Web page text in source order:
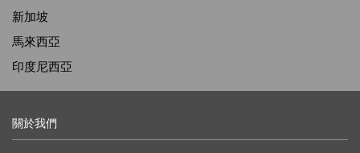
新加坡
馬來西亞
印度尼西亞
關於我們